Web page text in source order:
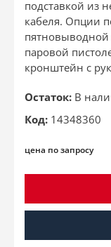
подставкой из
кабеля. Опции
паровой
кронштейн с
Остаток: В
Код: 14348360
цена по запросу